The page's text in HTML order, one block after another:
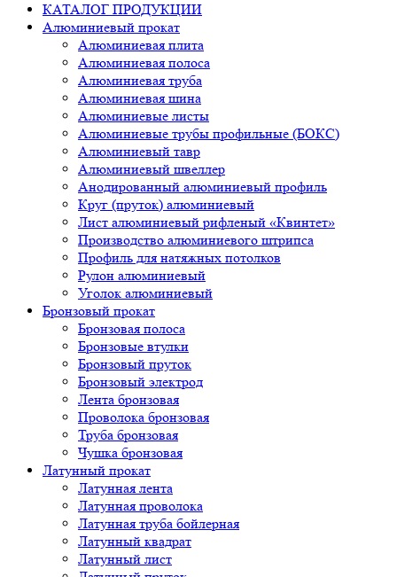
КАТАЛОГ ПРОДУКЦИИ
Алюминиевый прокат
Алюминиевая плита
Алюминиевая полоса
Алюминиевая труба
Алюминиевая шина
Алюминиевые листы
Алюминиевые трубы профильные (БОКС)
Алюминиевый тавр
Алюминиевый швеллер
Анодированный алюминиевый профиль
Круг (пруток) алюминиевый
Лист алюминиевый рифленый «Квинтет»
Производство алюминиевого штрипса
Профиль для натяжных потолков
Рулон алюминиевый
Уголок алюминиевый
Бронзовый прокат
Бронзовая полоса
Бронзовые втулки
Бронзовый пруток
Бронзовый электрод
Лента бронзовая
Проволока бронзовая
Труба бронзовая
Чушка бронзовая
Латунный прокат
Латунная лента
Латунная проволока
Латунная труба бойлерная
Латунный квадрат
Латунный лист